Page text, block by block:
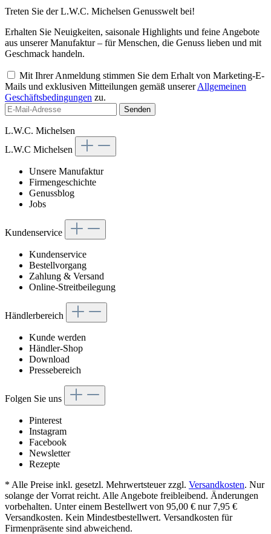
Treten Sie der L.W.C. Michelsen Genusswelt bei!
Erhalten Sie Neuigkeiten, saisonale Highlights und feine Angebote
aus unserer Manufaktur – für Menschen, die Genuss lieben und mit
Geschmack handeln.
Mit Ihrer Anmeldung stimmen Sie dem Erhalt von Marketing-E-
Mails und exklusiven Mitteilungen gemäß unsererAllgemeinen
Geschäftsbedingungen zu.
Senden
L.W.C. Michelsen
L.W.C Michelsen
Unsere Manufaktur
Firmengeschichte
Genussblog
Jobs
Kundenservice
Kundenservice
Bestellvorgang
Zahlung & Versand
Online-Streitbeilegung
Händlerbereich
Kunde werden
Händler-Shop
Download
Pressebereich
Folgen Sie uns
Pinterest
Instagram
Facebook
Newsletter
Rezepte
* Alle Preise inkl. gesetzl. Mehrwertsteuer zzgl. Versandkosten. Nur
solange der Vorrat reicht. Alle Angebote freibleibend. Änderungen
vorbehalten. Unter einem Bestellwert von 95,00 € nur 7,95 €
Versandkosten. Kein Mindestbestellwert. Versandkosten für
Firmenpräsente sind abweichend.